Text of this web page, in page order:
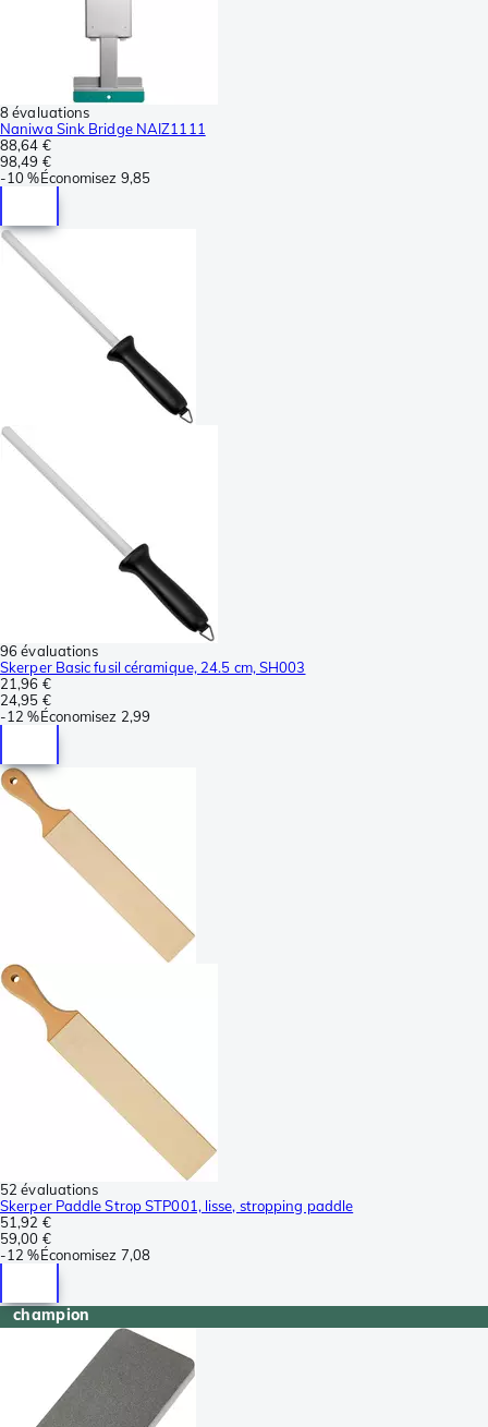
8 évaluations
Naniwa Sink Bridge NAIZ1111
88,64 €
98,49 €
-10 %Économisez 9,85
96 évaluations
Skerper Basic fusil céramique, 24.5 cm, SH003
21,96 €
24,95 €
-12 %Économisez 2,99
52 évaluations
Skerper Paddle Strop STP001, lisse, stropping paddle
51,92 €
59,00 €
-12 %Économisez 7,08
champion